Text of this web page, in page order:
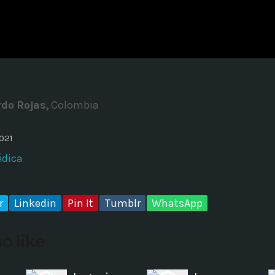
Time
Rojas, Colombia
Linkedin Pin It Tumblr WhatsApp